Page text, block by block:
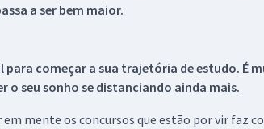
a ser bem maior.
para começar a sua trajetória de estudo. É
o seu sonho se distanciando ainda mais.
mente os concursos que estão por vir faz